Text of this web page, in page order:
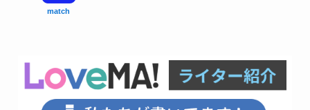
match